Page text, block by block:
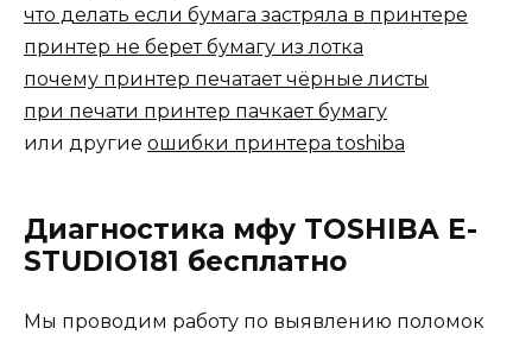
что делать если бумага застряла в принтере
принтер не берет бумагу из лотка
почему принтер печатает чёрные листы
при печати принтер пачкает бумагу
или другие ошибки принтера toshiba
Диагностика мфу TOSHIBA E-
STUDIO181 бесплатно
Мы проводим работу по выявлению поломок